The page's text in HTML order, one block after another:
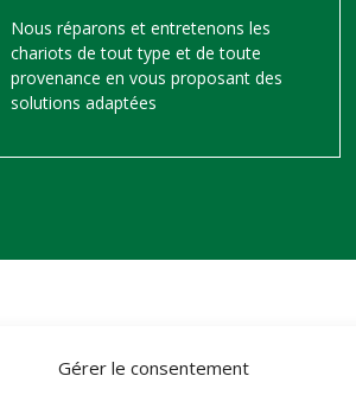
Gérer le consentement
Nous réparons et entretenons les
chariots de tout type et de toute
provenance en vous proposant des
solutions adaptées